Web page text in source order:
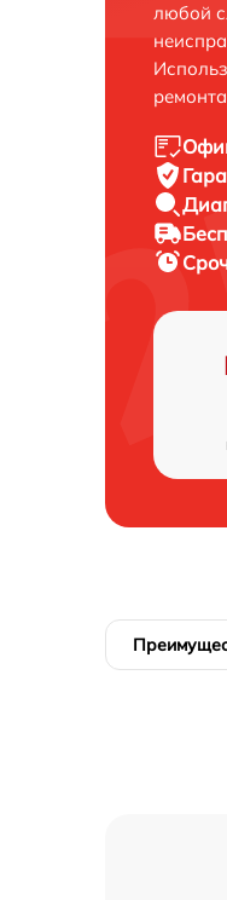
любой